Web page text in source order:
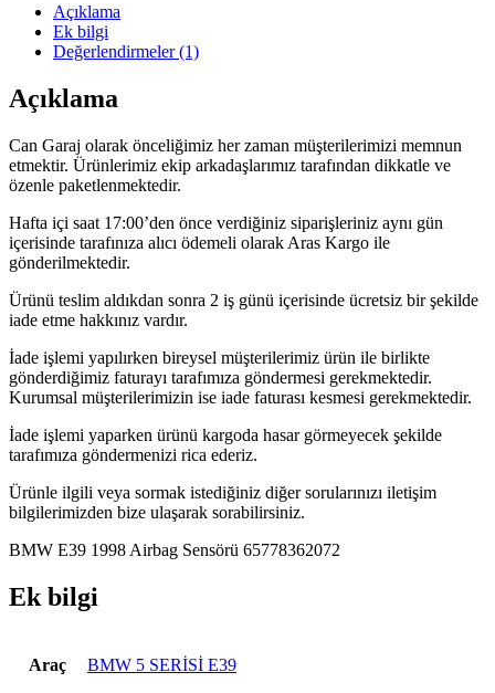
Açıklama
Ek bilgi
Değerlendirmeler (1)
Açıklama
Can Garaj olarak önceliğimiz her zaman müşterilerimizi memnun
etmektir. Ürünlerimiz ekip arkadaşlarımız tarafından dikkatle ve
özenle paketlenmektedir.
Hafta içi saat 17:00’den önce verdiğiniz siparişleriniz aynı gün
içerisinde tarafınıza alıcı ödemeli olarak Aras Kargo ile
gönderilmektedir.
Ürünü teslim aldıkdan sonra 2 iş günü içerisinde ücretsiz bir şekilde
iade etme hakkınız vardır.
İade işlemi yapılırken bireysel müşterilerimiz ürün ile birlikte
gönderdiğimiz faturayı tarafımıza göndermesi gerekmektedir.
Kurumsal müşterilerimizin ise iade faturası kesmesi gerekmektedir.
İade işlemi yaparken ürünü kargoda hasar görmeyecek şekilde
tarafımıza göndermenizi rica ederiz.
Ürünle ilgili veya sormak istediğiniz diğer sorularınızı iletişim
bilgilerimizden bize ulaşarak sorabilirsiniz.
BMW E39 1998 Airbag Sensörü 65778362072
Ek bilgi
Araç BMW 5 SERİSİ E39